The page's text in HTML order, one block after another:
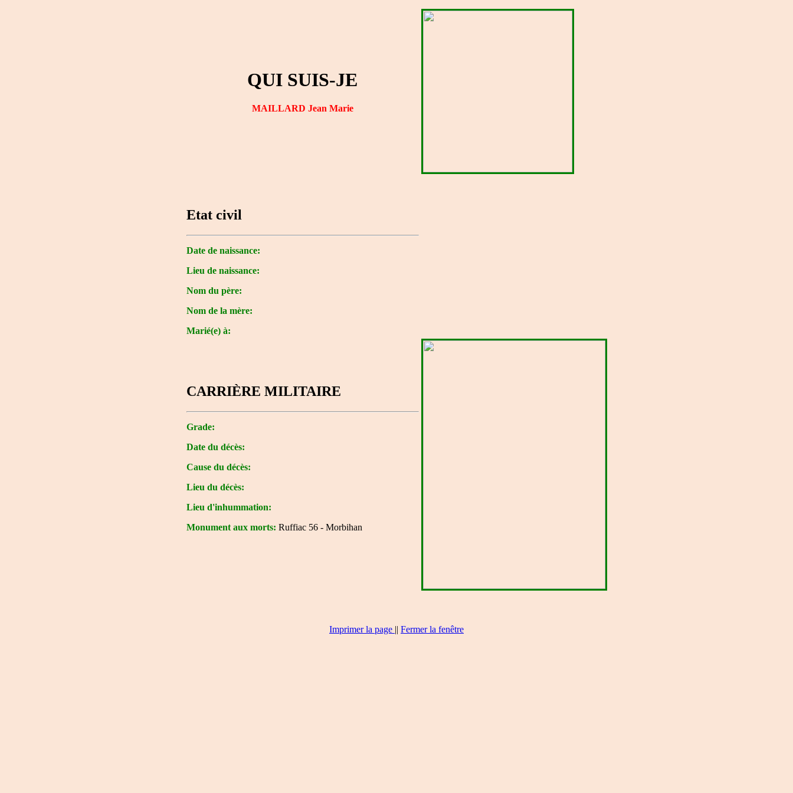
QUI SUIS-JE
MAILLARD Jean Marie
Etat civil
Date de naissance:
Lieu de naissance:
Nom du père:
Nom de la mère:
Marié(e) à:
CARRIÈRE MILITAIRE
Grade:
Date du décès:
Cause du décès:
Lieu du décès:
Lieu d'inhummation:
Monument aux morts: Ruffiac 56 - Morbihan
Imprimer la page || Fermer la fenêtre